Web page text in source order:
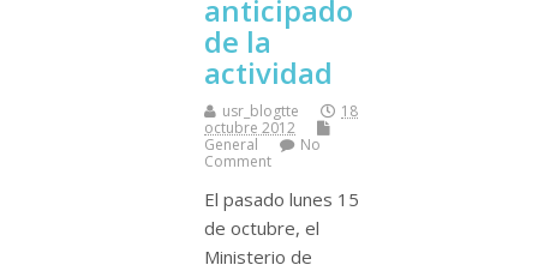
anticipado
de la
actividad
usr_blogtte
18
octubre 2012
General
No
Comment
El pasado lunes 15
de octubre, el
Ministerio de